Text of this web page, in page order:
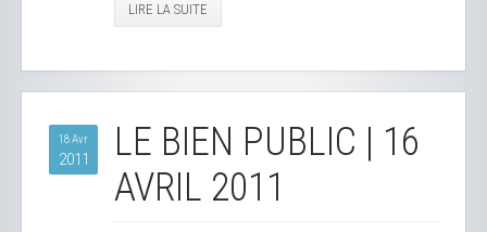
LIRE LA SUITE
18 Avr
2011
LE BIEN PUBLIC | 16
AVRIL 2011